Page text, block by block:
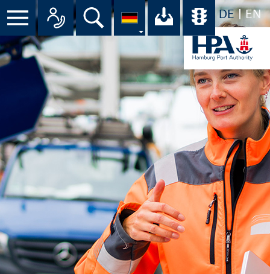
DE EN
Menü Alle Ansprechpartner im
Suche Ihr Download-